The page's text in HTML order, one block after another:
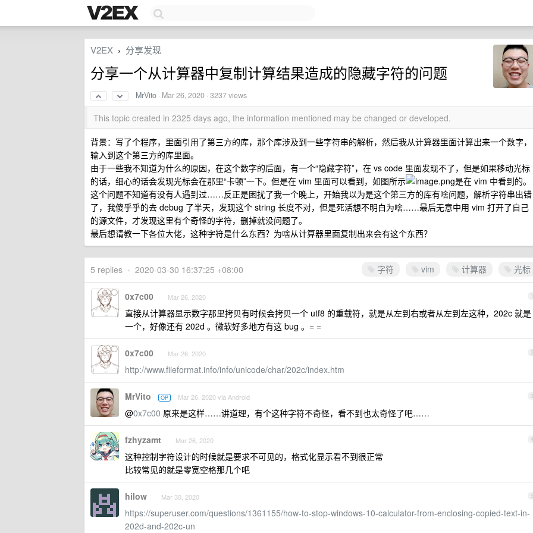
V2EX › 分享发现
分享一个从计算器中复制计算结果造成的隐藏字符的问题
MrVito · Mar 26, 2020 · 3237 views
This topic created in 2325 days ago, the information mentioned may be changed or developed.
背景：写了个程序，里面引用了第三方的库，那个库涉及到一些字符串的解析，然后我从计算器里面计算出来一个数字，
输入到这个第三方的库里面。
由于一些我不知道为什么的原因，在这个数字的后面，有一个“隐藏字符”，在 vs code 里面发现不了，但是如果移动光标
的话，细心的话会发现光标会在那里“卡顿”一下。但是在 vim 里面可以看到，如图所示
是在 vim 中看到的。
这个问题不知道有没有人遇到过……反正是困扰了我一个晚上，开始我以为是这个第三方的库有啥问题，解析字符串出错
了，我傻乎乎的去 debug 了半天，发现这个 string 长度不对，但是死活想不明白为啥……最后无意中用 vim 打开了自己
的源文件，才发现这里有个奇怪的字符，删掉就没问题了。
最后想请教一下各位大佬，这种字符是什么东西？为啥从计算器里面复制出来会有这个东西？
字符 vim 计算器 光标
5 replies • 2020-03-30 16:37:25 +08:00
1
0x7c00 Mar 26, 2020
直接从计算器显示数字那里拷贝有时候会拷贝一个 utf8 的重载符，就是从左到右或者从左到左这种，202c 就是
一个，好像还有 202d 。微软好多地方有这 bug 。= =
2
0x7c00 Mar 26, 2020
http://www.fileformat.info/info/unicode/char/202c/index.htm
3
MrVito OP Mar 26, 2020 via Android
@0x7c00 原来是这样……讲道理，有个这种字符不奇怪，看不到也太奇怪了吧……
4
fzhyzamt Mar 26, 2020
这种控制字符设计的时候就是要求不可见的，格式化显示看不到很正常
比较常见的就是零宽空格那几个吧
5
hilow Mar 30, 2020
https://superuser.com/questions/1361155/how-to-stop-windows-10-calculator-from-enclosing-copied-text-in-
202d-and-202c-un